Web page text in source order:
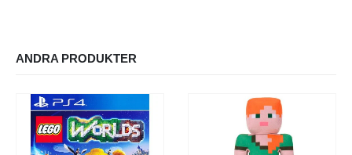
ANDRA PRODUKTER